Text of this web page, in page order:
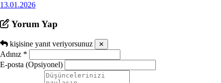
13.01.2026
Yorum Yap
kişisine yanıt veriyorsunuz ✕
Adınız *
E-posta (Opsiyonel)